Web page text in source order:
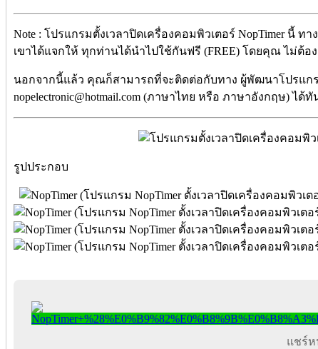
Note : โปรแกรมตั้งเวลาปิดเครื่องคอมพิวเตอร์ NopTimer นี้ ทา
เขาได้แจกให้ ทุกท่านได้นำไปใช้กันฟรี (FREE) โดยคุณ ไม่ต้อง
นอกจากนี้แล้ว คุณก็สามารถที่จะติดต่อกับทาง ผู้พัฒนาโปรแกร
nopelectronic@hotmail.com (ภาษาไทย หรือ ภาษาอังกฤษ) ได้ทั
รูปประกอบ
แชร์ห